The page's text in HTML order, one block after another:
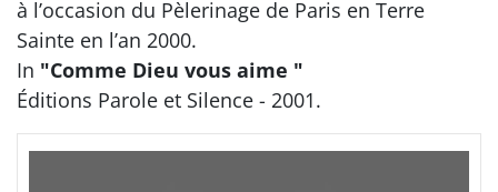
à l’occasion du Pèlerinage de Paris en Terre
Sainte en l’an 2000.
In "Comme Dieu vous aime "
Éditions Parole et Silence - 2001.